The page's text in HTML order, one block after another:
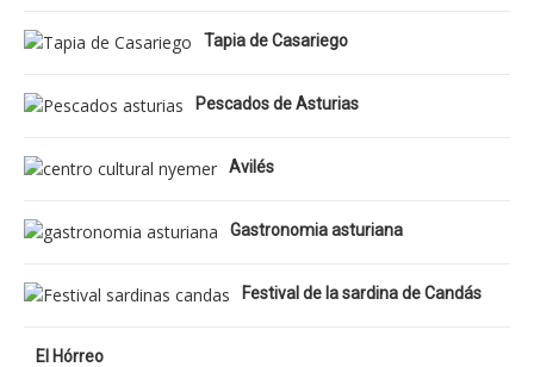
Tapia de Casariego
Pescados de Asturias
Avilés
Gastronomia asturiana
Festival de la sardina de Candás
El Hórreo